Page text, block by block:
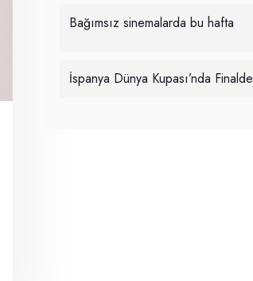
Bağımsız sinemalarda bu hafta
İspanya Dünya Kupası’nda Finalde